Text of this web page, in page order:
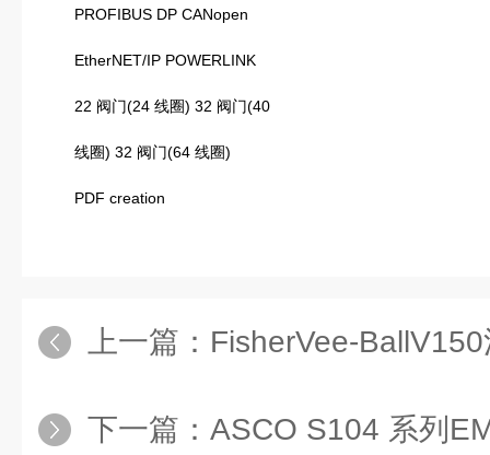
PROFIBUS DP CANopen
EtherNET/IP POWERLINK
22 阀门(24 线圈) 32 阀门(40
线圈) 32 阀门(64 线圈)
PDF creation
上一篇： FisherVee-
下一篇： ASCO S104 系列